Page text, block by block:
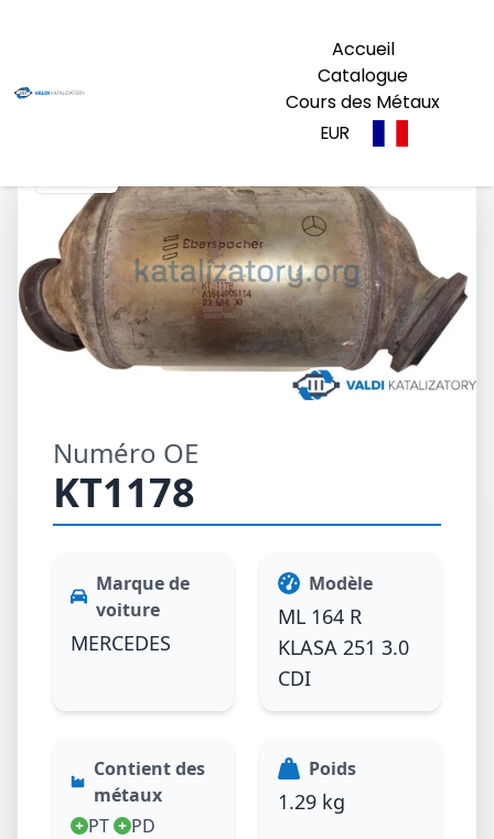
Accueil
Catalogue
Cours des Métaux
EUR
Numéro OE
KT1178
Marque de
voiture
MERCEDES
Modèle
ML 164 R
KLASA 251 3.0
CDI
Contient des
métaux
PT
PD
Poids
1.29 kg